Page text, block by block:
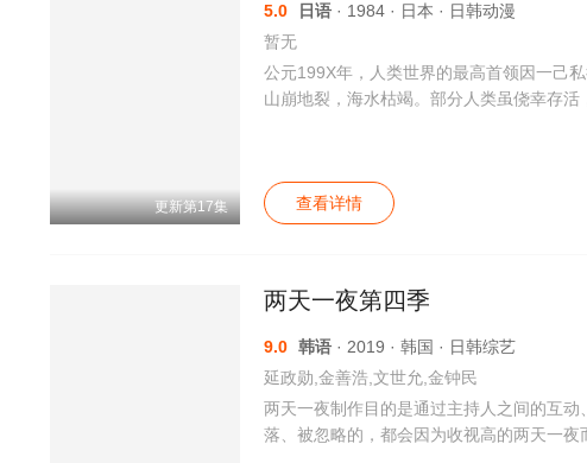
更新第17集
5.0 日语 · 1984 · 日本 · 日韩动漫
暂无
公元199X年，人类世界的最高首领因一己
山崩地裂，海水枯竭。部分人类虽侥幸存
查看详情
两天一夜第四季
9.0 韩语 · 2019 · 韩国 · 日韩综艺
延政勋,金善浩,文世允,金钟民
两天一夜制作目的是通过主持人之间的互
落、被忽略的，都会因为收视高的两天一夜